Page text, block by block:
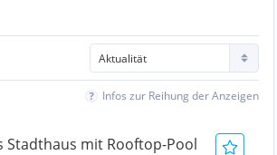
Infos zur Reihung der Anzeigen
mit Rooftop-Pool